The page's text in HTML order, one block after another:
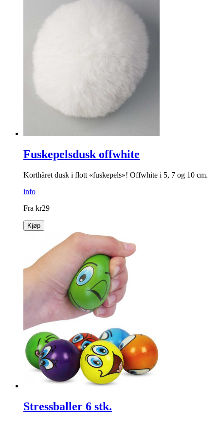
Fuskepelsdusk offwhite
Korthåret dusk i flott «fuskepels»! Offwhite i 5, 7 og 10 cm.
info
Fra kr29
Kjøp
Stressballer 6 stk.